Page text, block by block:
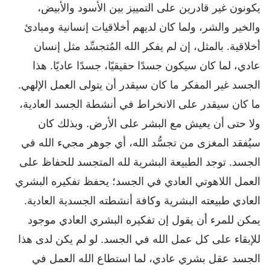
يكونون غير قادرين على التمييز بين الأسود والأبيض،
والخير والشر، ولما كان لديهم أخلاقيات إنسانية ومبادئ
أخلاقية. بالمثل، إن لم يفكر الله المُتجسِّد مثل إنسان
عادي، لما كان سيكون جسدًا حقيقيًا، جسدًا عاديًا. هذا
الجسد غير المفكر ما كان سيقدر أن يتولى العمل الإلهي.
ما كان سيقدر على الانخراط في أنشطة الجسد العادية،
ولا حتى أن يعيش مع البشر على الأرض. وبذلك كان
سيُفقد المغزى من تجسُّد الله، أي جوهر مجيء الله في
الجسد. توجد الطبيعة البشرية لله المتجسد للحفاظ على
العمل اللاهوتي العادي في الجسد؛ يحفظ تفكيره البشري
العادي طبيعته البشرية وكافة أنشطته الجسدية العادية.
يمكن للمرء أن يقول إن تفكيره البشري العادي موجود
للإبقاء على كل عمل الله في الجسد. لو لم يكن لدى هذا
الجسد عقل بشري عادي، لما استطاع الله العمل في